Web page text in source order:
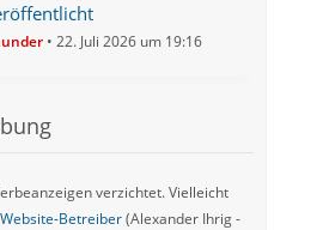
22. Juli 2026 um 19:16
verzichtet. Vielleicht
Website-Betreiber(Alexander Ihrig -